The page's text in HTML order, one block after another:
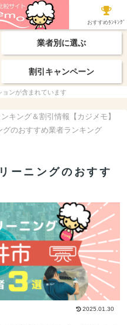
エリアから探す
業者別に選ぶ
割引キャンペーン
ンが含まれています
キング＆割引情報【カジメモ】
のおすすめ業者ランキング
ーニングのおすす
2025.01.30
おすすめﾗﾝｷﾝｸﾞ